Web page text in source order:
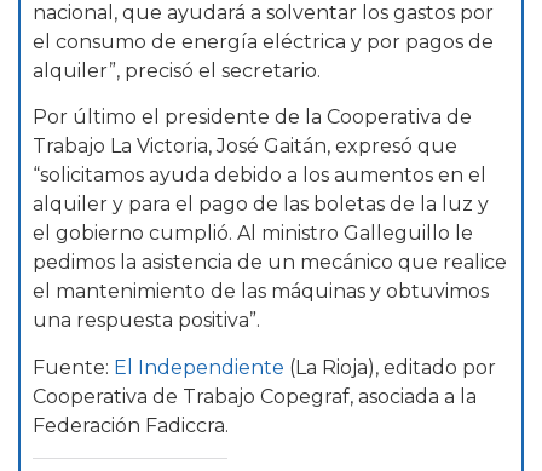
nacional, que ayudará a solventar los gastos por
el consumo de energía eléctrica y por pagos de
alquiler”, precisó el secretario.
Por último el presidente de la Cooperativa de
Trabajo La Victoria, José Gaitán, expresó que
“solicitamos ayuda debido a los aumentos en el
alquiler y para el pago de las boletas de la luz y
el gobierno cumplió. Al ministro Galleguillo le
pedimos la asistencia de un mecánico que realice
el mantenimiento de las máquinas y obtuvimos
una respuesta positiva”.
Fuente: El Independiente (La Rioja), editado por
Cooperativa de Trabajo Copegraf, asociada a la
Federación Fadiccra.